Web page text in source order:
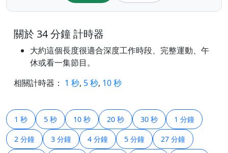
關於 34 分鐘 計時器
大約這個長度很適合深度工作時段、完整運動、午
休或看一集節目。
相關計時器： 1 秒, 5 秒, 10 秒
1 秒 5 秒 10 秒 20 秒 30 秒 1 分鐘
2 分鐘 3 分鐘 4 分鐘 5 分鐘 27 分鐘